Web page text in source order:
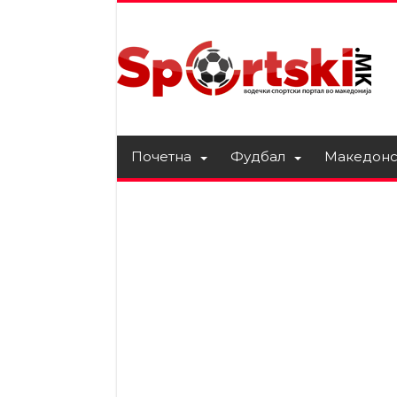
Почетна Фудбал